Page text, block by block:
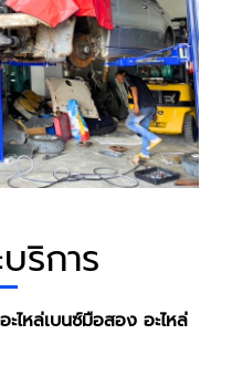
ริการ
ไหล่เบนซ์มือสอง อะไหล่